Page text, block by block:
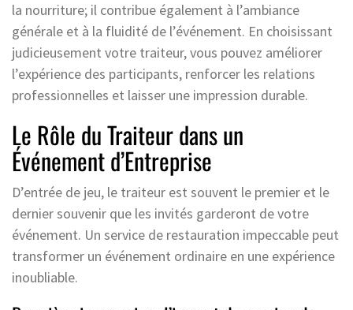
la nourriture; il contribue également à l’ambiance
générale et à la fluidité de l’événement. En choisissant
judicieusement votre traiteur, vous pouvez améliorer
l’expérience des participants, renforcer les relations
professionnelles et laisser une impression durable.
Le Rôle du Traiteur dans un
Événement d’Entreprise
D’entrée de jeu, le traiteur est souvent le premier et le
dernier souvenir que les invités garderont de votre
événement. Un service de restauration impeccable peut
transformer un événement ordinaire en une expérience
inoubliable.